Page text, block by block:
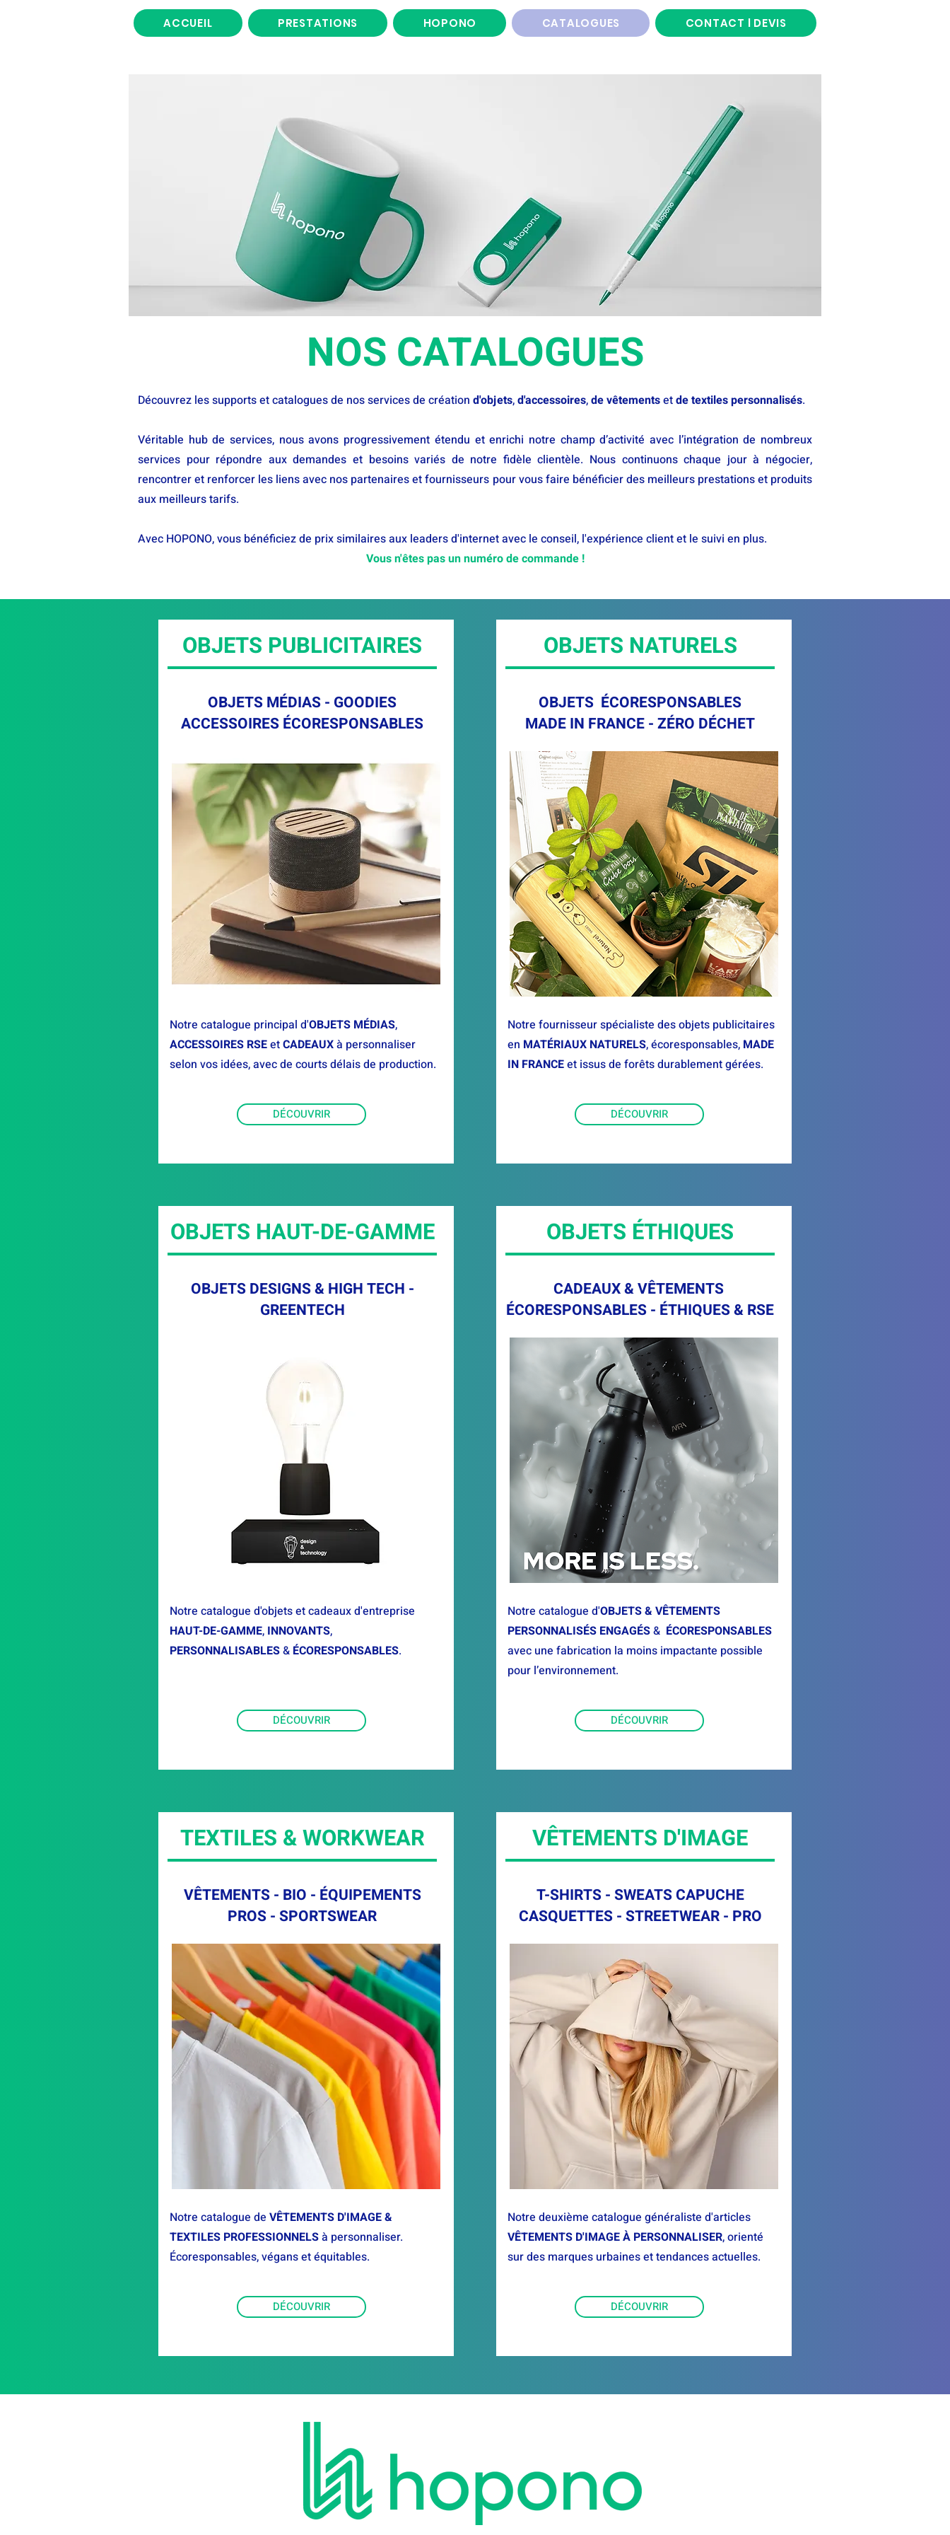
ACCUEIL PRESTATIONS HOPONO CATALOGUES CONTACT l DEVIS
NOS CATALOGUES
Découvrez les supports et catalogues de nos services de création d'objets,d'accessoires,de vêtementsetde textiles personnalisés.
Véritable hub de services, nous avons progressivement étendu et enrichi notre champ d’activité avec l’intégration de nombreux
services pour répondre aux demandes et besoins variés de notre fidèle clientèle. Nous continuons chaque jour à négocier,
rencontrer et renforcer les liens avec nos partenaires et fournisseurs pour vous faire bénéficier des meilleurs prestations et produits
aux meilleurs tarifs.
Avec HOPONO, vous bénéficiez de prix similaires aux leaders d'internet avec le conseil, l'expérience client et le suivi en plus.
Vous n'êtes pas un numéro de commande !
OBJETS PUBLICITAIRES
OBJETS MÉDIAS - GOODIES
ACCESSOIRES ÉCORESPONSABLES
Notre catalogue principal d'OBJETS MÉDIAS,
ACCESSOIRES RSEetCADEAUXà personnaliser
selon vos idées, avec de courts délais de production.
DÉCOUVRIR
OBJETS HAUT-DE-GAMME
OBJETS DESIGNS &HIGH TECH -
GREENTECH
Notre catalogue d'objets et cadeaux d'entreprise
HAUT-DE-GAMME, INNOVANTS,
PERSONNALISABLES& ÉCORESPONSABLES.
DÉCOUVRIR
TEXTILES & WORKWEAR
VÊTEMENTS - BIO - ÉQUIPEMENTS
PROS - SPORTSWEAR
Notre catalogue de VÊTEMENTS D'IMAGE &
TEXTILES PROFESSIONNELSà personnaliser.
Écoresponsables, végans et équitables.
DÉCOUVRIR
OBJETS NATURELS
OBJETS ÉCORESPONSABLES
MADE IN FRANCE - ZÉRO DÉCHET
Notre fournisseur spécialiste des objets publicitaires
en MATÉRIAUX NATURELS, écoresponsables, MADE
IN FRANCEet issus de forêts durablement gérées.
DÉCOUVRIR
OBJETS ÉTHIQUES
CADEAUX & VÊTEMENTS
ÉCORESPONSABLES - ÉTHIQUES & RSE
Notre catalogue d'OBJETS & VÊTEMENTS
PERSONNALISÉS ENGAGÉS& ÉCORESPONSABLES
avec une fabrication la moins impactante possible
pour l’environnement.
DÉCOUVRIR
VÊTEMENTS D'IMAGE
T-SHIRTS - SWEATS CAPUCHE
CASQUETTES - STREETWEAR - PRO
Notre deuxième catalogue généraliste d'articles
VÊTEMENTS D'IMAGE À PERSONNALISER, orienté
sur des marques urbaines et tendances actuelles.
DÉCOUVRIR